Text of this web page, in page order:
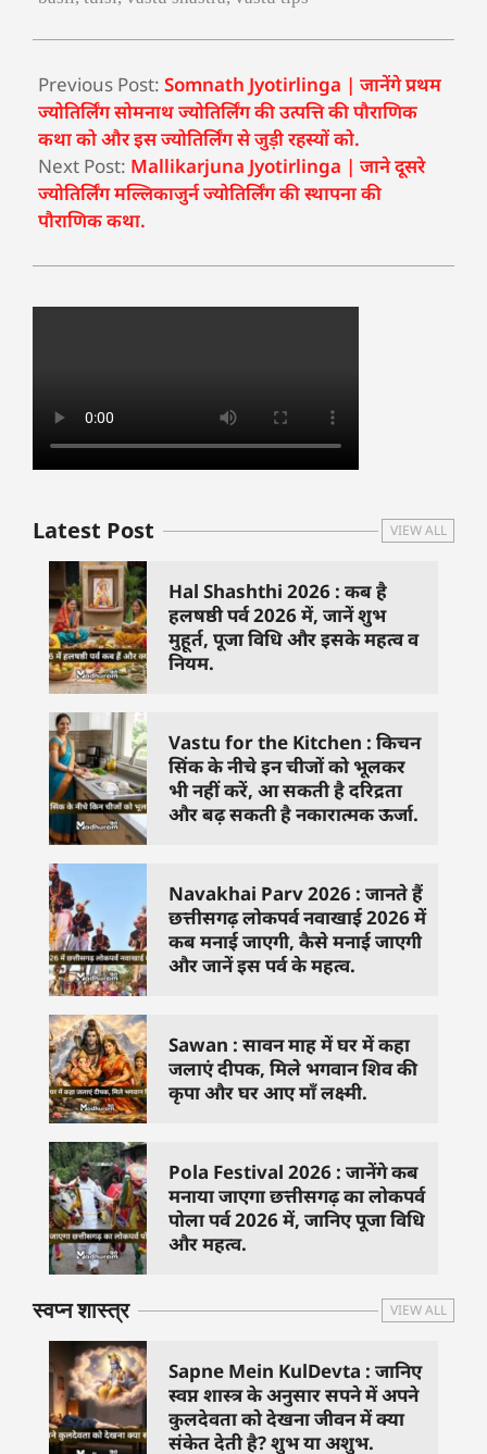
Previous Post: Somnath Jyotirlinga | जानेंगे प्रथम
ज्योतिर्लिंग सोमनाथ ज्योतिर्लिंग की उत्पत्ति की पौराणिक
कथा को और इस ज्योतिर्लिंग से जुड़ी रहस्यों को.
Next Post: Mallikarjuna Jyotirlinga | जाने दूसरे
ज्योतिर्लिंग मल्लिकाजुर्न ज्योतिर्लिंग की स्थापना की
पौराणिक कथा.
Latest Post VIEW ALL
Hal Shashthi 2026 : कब है
हलषष्ठी पर्व 2026 में, जानें शुभ
मुहूर्त, पूजा विधि और इसके महत्व व
नियम.
Vastu for the Kitchen : किचन
सिंक के नीचे इन चीजों को भूलकर
भी नहीं करें, आ सकती है दरिद्रता
और बढ़ सकती है नकारात्मक ऊर्जा.
Navakhai Parv 2026 : जानते हैं
छत्तीसगढ़ लोकपर्व नवाखाई 2026 में
कब मनाई जाएगी, कैसे मनाई जाएगी
और जानें इस पर्व के महत्व.
Sawan : सावन माह में घर में कहा
जलाएं दीपक, मिले भगवान शिव की
कृपा और घर आए माँ लक्ष्मी.
Pola Festival 2026 : जानेंगे कब
मनाया जाएगा छत्तीसगढ़ का लोकपर्व
पोला पर्व 2026 में, जानिए पूजा विधि
और महत्व.
स्वप्न शास्त्र VIEW ALL
Sapne Mein KulDevta : जानिए
स्वप्न शास्त्र के अनुसार सपने में अपने
कुलदेवता को देखना जीवन में क्या
संकेत देती है? शुभ या अशुभ.